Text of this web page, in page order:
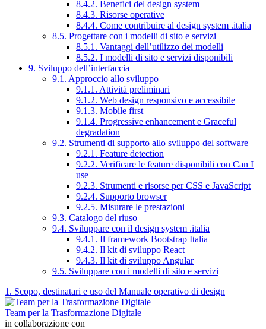
8.4.2. Benefici del design system
8.4.3. Risorse operative
8.4.4. Come contribuire al design system .italia
8.5. Progettare con i modelli di sito e servizi
8.5.1. Vantaggi dell’utilizzo dei modelli
8.5.2. I modelli di sito e servizi disponibili
9. Sviluppo dell’interfaccia
9.1. Approccio allo sviluppo
9.1.1. Attività preliminari
9.1.2. Web design responsivo e accessibile
9.1.3. Mobile first
9.1.4. Progressive enhancement e Graceful
degradation
9.2. Strumenti di supporto allo sviluppo del software
9.2.1. Feature detection
9.2.2. Verificare le feature disponibili con Can I
use
9.2.3. Strumenti e risorse per CSS e JavaScript
9.2.4. Supporto browser
9.2.5. Misurare le prestazioni
9.3. Catalogo del riuso
9.4. Sviluppare con il design system .italia
9.4.1. Il framework Bootstrap Italia
9.4.2. Il kit di sviluppo React
9.4.3. Il kit di sviluppo Angular
9.5. Sviluppare con i modelli di sito e servizi
1. Scopo, destinatari e uso del Manuale operativo di design
Team per la Trasformazione Digitale
in collaborazione con